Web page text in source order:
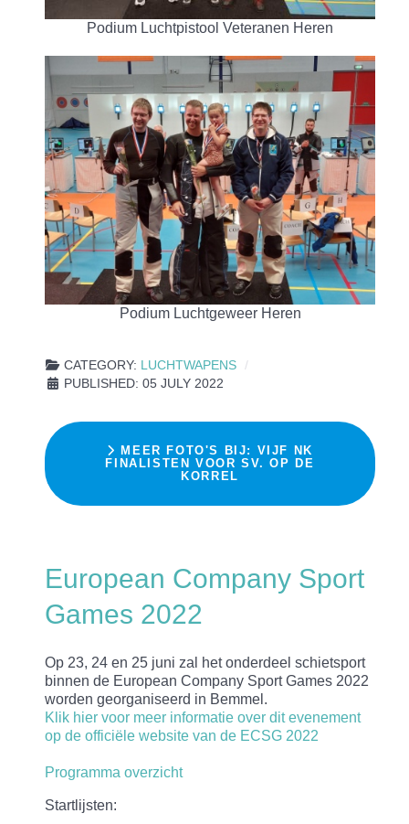
Podium Luchtpistool Veteranen Heren
Podium Luchtgeweer Heren
CATEGORY: LUCHTWAPENS
PUBLISHED: 05 JULY 2022
MEER FOTO'S BIJ: VIJF NK
FINALISTEN VOOR SV. OP DE
KORREL
European Company Sport
Games 2022
Op 23, 24 en 25 juni zal het onderdeel schietsport
binnen de European Company Sport Games 2022
worden georganiseerd in Bemmel.
Klik hier voor meer informatie over dit evenement
op de officiële website van de ECSG 2022
Programma overzicht
Startlijsten: